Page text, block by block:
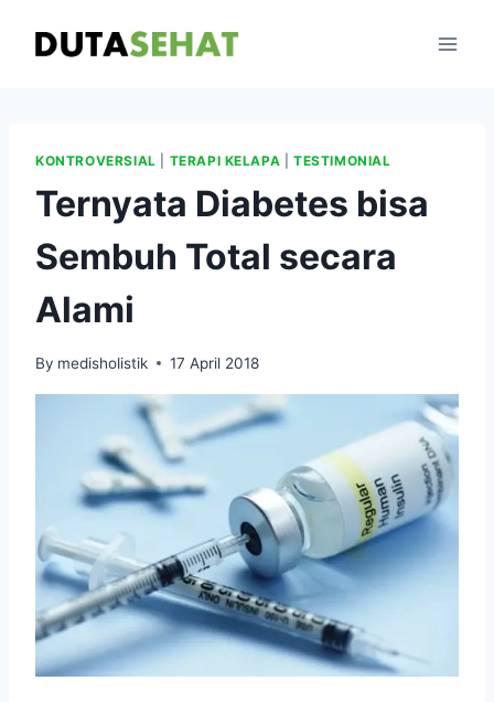
KONTROVERSIAL TERAPI KELAPA |TESTIMONIAL
Ternyata Diabetes bisa
Sembuh Total secara
Alami
By medisholistik 17 April 2018